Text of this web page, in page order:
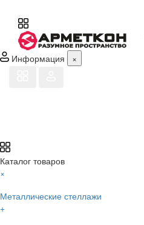
Информация
×
Каталог товаров
×
Металлические стеллажи
+